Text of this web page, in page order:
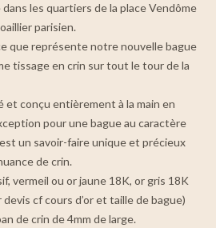
les quartiers de la place Vendôme
parisien.
que représente notre nouvelle bague
tissage en crin sur tout le tour de la
conçu entièrement à la main en
pour une bague au caractère
un savoir-faire unique et précieux
de crin.
vermeil ou or jaune 18K, or gris 18K
cf cours d’or et taille de bague)
de crin de 4mm de large.